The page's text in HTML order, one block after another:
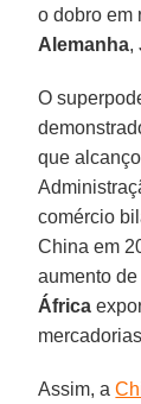
o dobro em
Alemanha,
O
que
comércio
China em
aumento
África
Assim, a